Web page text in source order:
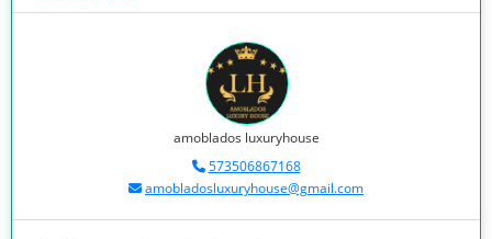
amoblados luxuryhouse
573506867168
amobladosluxuryhouse@gmail.com